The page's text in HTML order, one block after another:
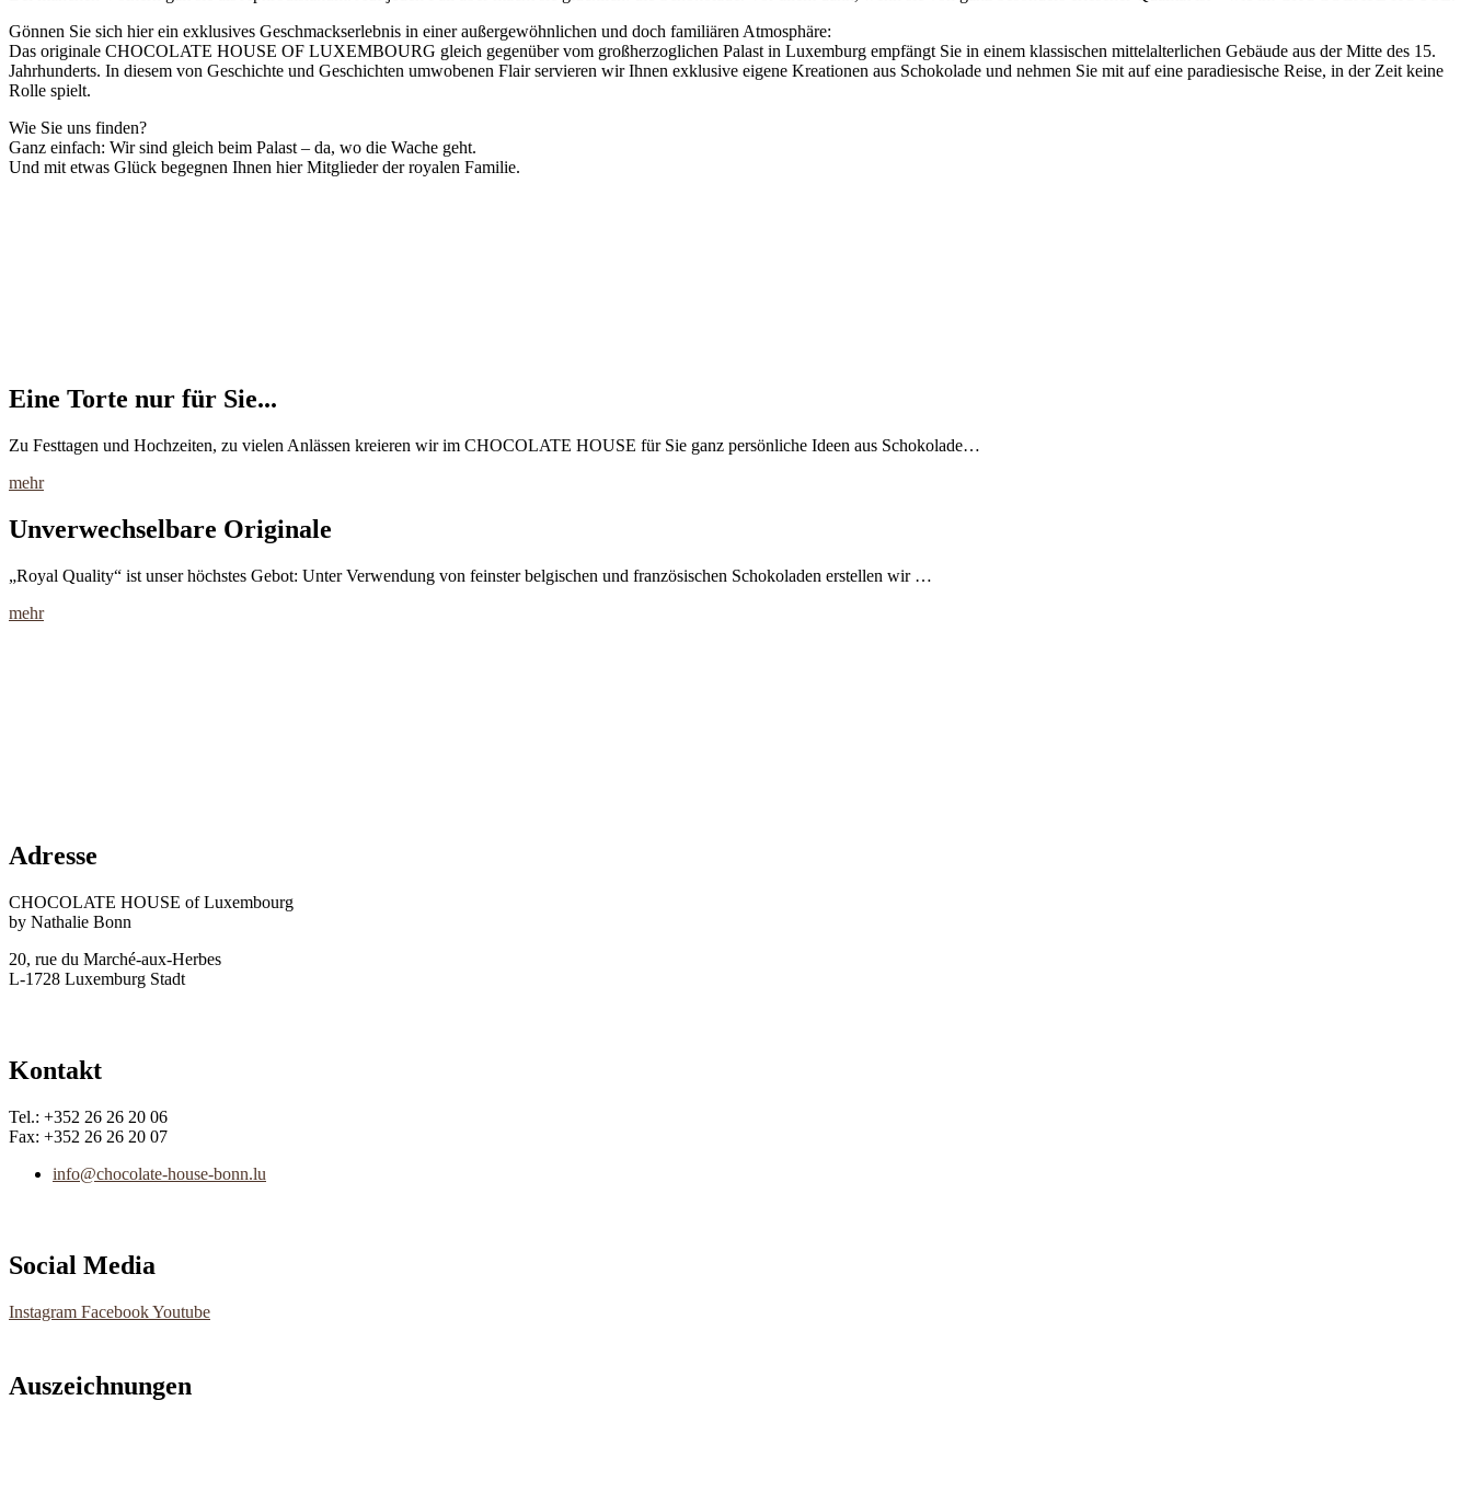
Gönnen Sie sich hier ein exklusives Geschmackserlebnis in einer außergewöhnlichen und doch familiären Atmosphäre:
Das originale CHOCOLATE HOUSE OF LUXEMBOURG gleich gegenüber vom großherzoglichen Palast in Luxemburg empfängt Sie in einem klassischen mittelalterlichen Gebäude aus der Mitte des 15.
Jahrhunderts. In diesem von Geschichte und Geschichten umwobenen Flair servieren wir Ihnen exklusive eigene Kreationen aus Schokolade und nehmen Sie mit auf eine paradiesische Reise, in der Zeit keine
Rolle spielt.
Wie Sie uns finden?
Ganz einfach: Wir sind gleich beim Palast – da, wo die Wache geht.
Und mit etwas Glück begegnen Ihnen hier Mitglieder der royalen Familie.
Eine Torte nur für Sie...
Zu Festtagen und Hochzeiten, zu vielen Anlässen kreieren wir im CHOCOLATE HOUSE für Sie ganz persönliche Ideen aus Schokolade…
mehr
Unverwechselbare Originale
„Royal Quality“ ist unser höchstes Gebot: Unter Verwendung von feinster belgischen und französischen Schokoladen erstellen wir …
mehr
Adresse
CHOCOLATE HOUSE of Luxembourg
by Nathalie Bonn
20, rue du Marché-aux-Herbes
L-1728 Luxemburg Stadt
Kontakt
Tel.: +352 26 26 20 06
Fax: +352 26 26 20 07
info@chocolate-house-bonn.lu
Social Media
Instagram FacebookYoutube
Auszeichnungen